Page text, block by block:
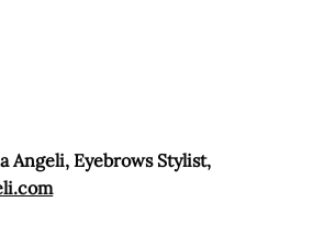
Angeli, Eyebrows Stylist,